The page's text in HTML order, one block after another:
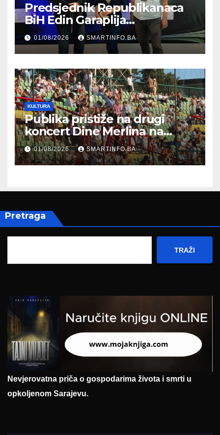
Predsjednik Republikanaca
BiH Edin Garaplija
prisustvovao prezentaciji
Federalnog sajma
zapošljavanja
01/08/2026 SMARTINFO.BA
KULTURA
Publika pristiže na drugi
koncert Dine Merlina na
Koševu
01/08/2026 SMARTINFO.BA
Pretraga
TRAŽI
Nevjerovatna priča o gospodarima života i smrti u
opkoljenom Sarajevu.